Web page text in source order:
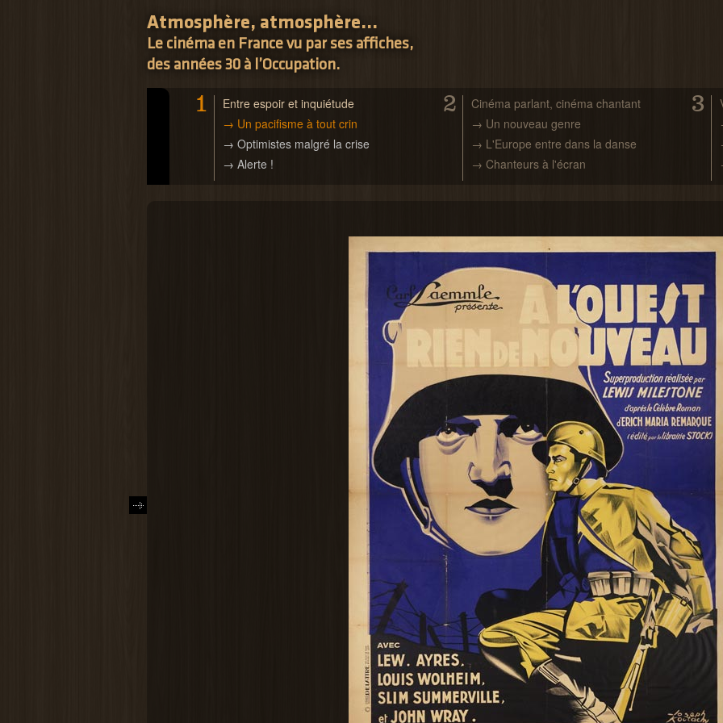
Atmosphère, atmosphère...
Le cinéma en France vu par ses affiches,
des années 30 à l’Occupation.
Entre espoir et inquiétude
1
→ Un pacifisme à tout crin
→ Optimistes malgré la crise
→ Alerte !
Cinéma parlant, cinéma chantant
2
→ Un nouveau genre
→ L'Europe entre dans la danse
→ Chanteurs à l'écran
3